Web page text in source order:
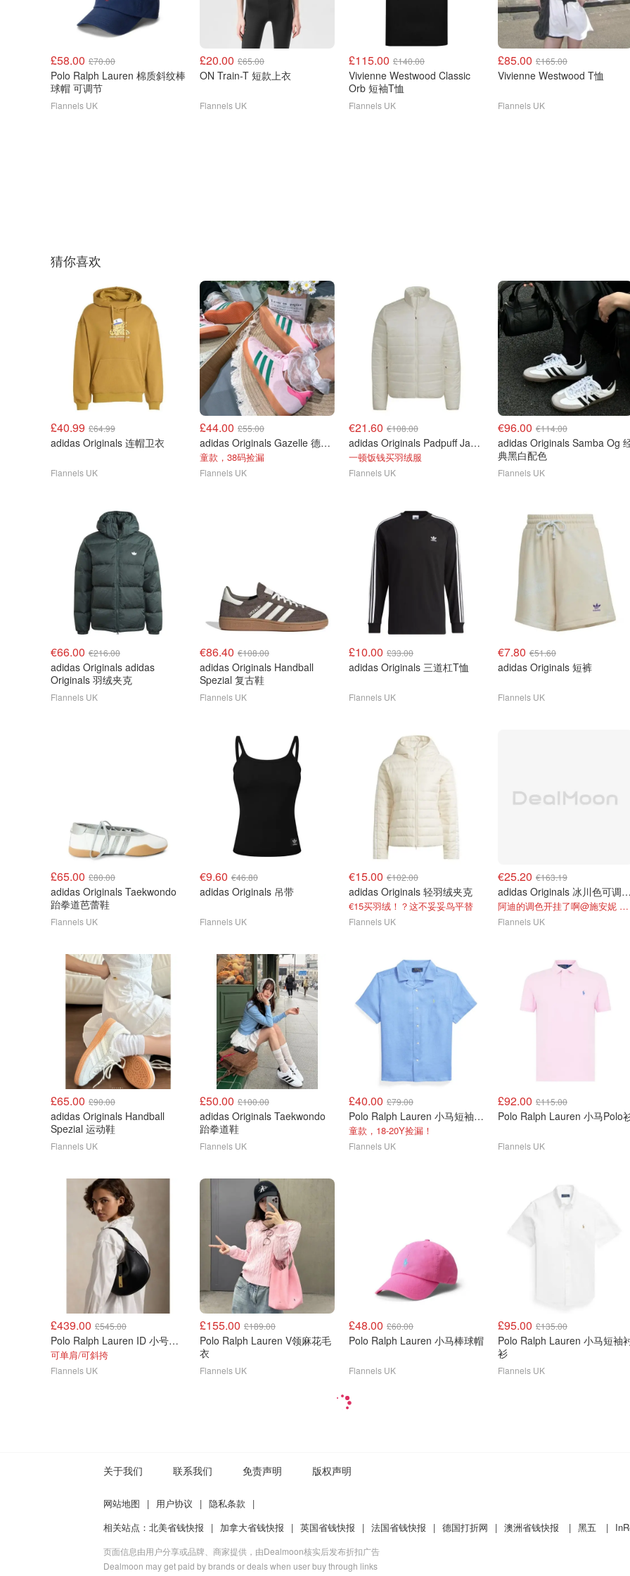
£58.00 £70.00
Polo Ralph Lauren 棉质斜纹棒
球帽 可调节
Flannels UK
£20.00 £65.00
ON Train-T 短款上衣
Flannels UK
£115.00 £140.00
Vivienne Westwood Classic
Orb 短袖T恤
Flannels UK
£85.00 £165.00
Vivienne Westwood T恤
Flannels UK
猜你喜欢
£40.99 £64.99
adidas Originals 连帽卫衣
Flannels UK
£44.00 £55.00
adidas Originals Gazelle 德训鞋
童款，38码捡漏
Flannels UK
€21.60 €108.00
adidas Originals Padpuff Jakk轻量羽绒
一顿饭钱买羽绒服
Flannels UK
€96.00 €114.00
adidas Originals Samba Og
典黑白配色
Flannels UK
€66.00 €216.00
adidas Originals adidas
Originals 羽绒夹克
Flannels UK
€86.40 €108.00
adidas Originals Handball
Spezial 复古鞋
Flannels UK
£10.00 £33.00
adidas Originals 三道杠T恤
Flannels UK
€7.80 €51.60
adidas Originals 短裤
Flannels UK
£65.00 £80.00
adidas Originals Taekwondo
跆拳道芭蕾鞋
Flannels UK
€9.60 €46.80
adidas Originals 吊带
Flannels UK
€15.00 €102.00
adidas Originals 轻羽绒夹克
€15买羽绒！？这不妥妥鸟平替
Flannels UK
€25.20 €163.19
adidas Originals 冰
阿迪的调色开挂了啊@施安妮 AnnyShi
Flannels UK
£65.00 £90.00
adidas Originals Handball
Spezial 运动鞋
Flannels UK
£50.00 £100.00
adidas Originals Taekwondo
跆拳道鞋
Flannels UK
£40.00 £79.00
Polo Ralph Lauren 小马短袖衬衫
童款，18-20Y捡漏！
Flannels UK
£92.00 £115.00
Polo Ralph Lauren 小马Polo
Flannels UK
£439.00 £545.00
Polo Ralph Lauren ID 小号单肩包
可单肩/可斜挎
Flannels UK
£155.00 £189.00
Polo Ralph Lauren V领麻花毛
衣
Flannels UK
£48.00 £60.00
Polo Ralph Lauren 小马棒球帽
Flannels UK
£95.00 £135.00
Polo Ralph Lauren 小马短袖
衫
Flannels UK
关于我们 联系我们 免责声明 版权声明
网站地图 | 用户协议 | 隐私条款
|
相关站点： 北美省钱快报 | 加拿大省钱快报 | 英国省钱快报 | 法国省钱快报 | 德国打折网 | 澳洲省钱快报 | 黑五 |
页面信息由用户分享或品牌、商家提供，由Dealmoon核实后发布折扣广告
Dealmoon may get paid by brands or deals when user buy through links